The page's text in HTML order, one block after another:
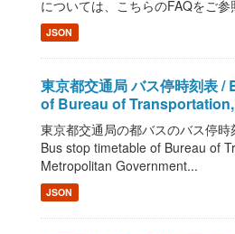
については、こちらのFAQをご
JSON
東京都交通局 バス停時刻表
of Bureau of
東京都交通局の都バスのバス停
Bus stop timetable of Bureau of
Metropolitan Government...
JSON